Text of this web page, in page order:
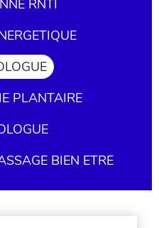
RNTI
PLANTAIRE
BIEN ETRE